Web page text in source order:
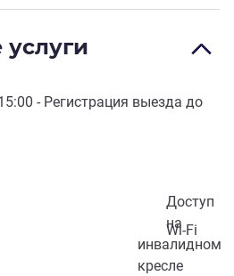
- Регистрация выезда до
Доступ
на
инвалидном
кресле
Wi-Fi